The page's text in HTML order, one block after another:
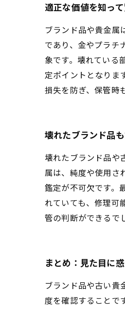
適正な価値を知っ
ブランド品や貴金属
であり、金やプラチ
象です。壊れている
定ポイントとなりま
損失を防ぎ、保管時
壊れたブランド品
壊れたブランド品や
属は、純度や使用さ
鑑定が不可欠です。
れていても、修理可
管の判断ができるで
まとめ：見た目に
ブランド品や古い貴
度を確認することで